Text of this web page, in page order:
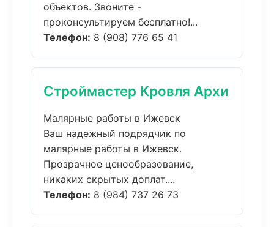
объектов. Звоните -
проконсультируем бесплатно!...
Телефон: 8 (908) 776 65 41
Строймастер Кровля Архи
Малярные работы в Ижевск
Ваш надежный подрядчик по
малярные работы в Ижевск.
Прозрачное ценообразование,
никаких скрытых доплат....
Телефон: 8 (984) 737 26 73